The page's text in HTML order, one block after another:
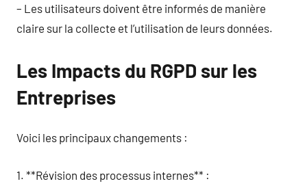
– Les utilisateurs doivent être informés de manière
claire sur la collecte et l’utilisation de leurs données.
Les Impacts du RGPD sur les
Entreprises
Voici les principaux changements :
1. **Révision des processus internes** :